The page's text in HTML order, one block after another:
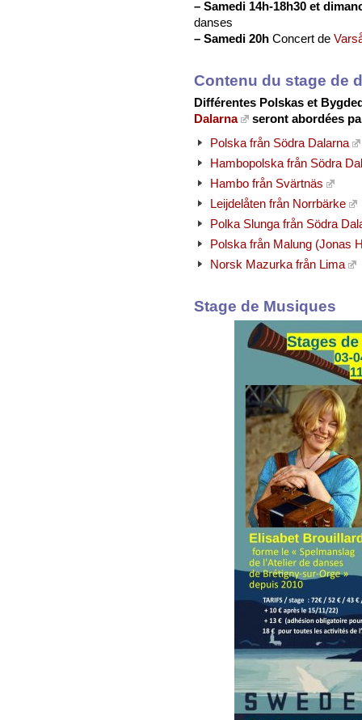
– Samedi 14h-18h30 et
danses
– Samedi 20h Concert de
Contenu du stage de
Différentes Polskas et
Dalarna
seront abordées
Polska från Södra Dalarna
Hambopolska från Södra
Hambo från Svärtnäs
Leijdelåten från Norrbärke
Polka Slunga från Södra
Polska från Malung (Jonas
Norsk Mazurka från Lima
Stage de Musiques